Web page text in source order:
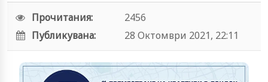
Прочитания:
2456
Публикувана:
28 Октомври 2021, 22:11